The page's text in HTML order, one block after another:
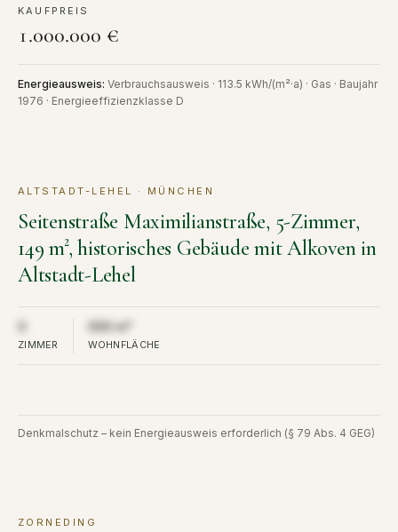
KAUFPREIS
1.000.000 €
Energieausweis: Verbrauchsausweis · 113.5 kWh/(m²·a) · Gas · Baujahr
1976 · Energieeffizienzklasse D
MIETE
ALTSTADT-LEHEL · MÜNCHEN
Seitenstraße Maximilianstraße, 5-Zimmer,
149 m², historisches Gebäude mit Alkoven in
Altstadt-Lehel
Aus Diskretion nicht öffentlich
ZIMMER
000 m²
WOHNFLÄCHE
Denkmalschutz – kein Energieausweis erforderlich (§ 79 Abs. 4 GEG)
KAUF
ZORNEDING